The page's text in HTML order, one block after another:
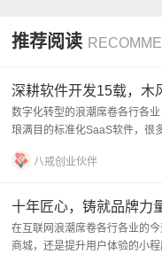
推荐阅读
深耕软件开发15载，木
数字化转型的浪潮席卷各行各
琅满目的标准化SaaS软件，很
八戒创业伙伴
十年匠心，铸就品牌
在互联网浪潮席卷各行各业的
商城，还是提升用户体验的小